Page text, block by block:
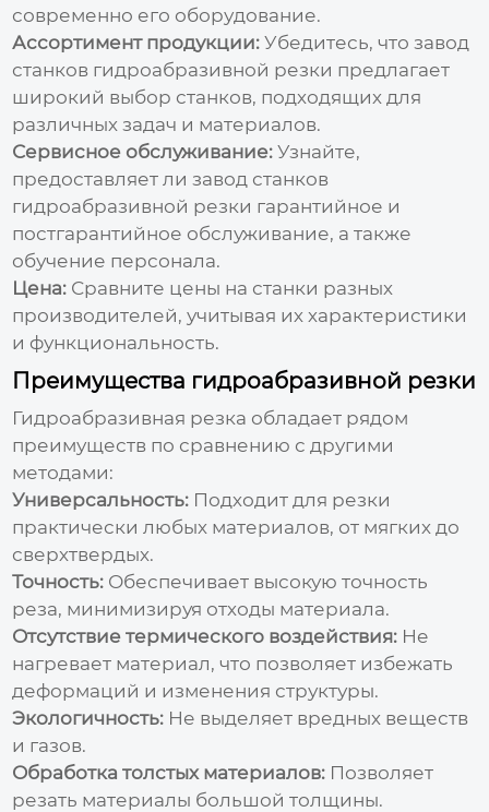
современно его оборудование.
Ассортимент продукции: Убедитесь, чтозавод
станков гидроабразивной резки предлагает
широкий выбор станков, подходящих для
различных задач и материалов.
Сервисное обслуживание: Узнайте,
предоставляет лизавод станков
гидроабразивной резки гарантийное и
постгарантийное обслуживание, а также
обучение персонала.
Цена: Сравните цены на станки разных
производителей, учитывая их характеристики
и функциональность.
Преимущества гидроабразивной резки
Гидроабразивная резка обладает рядом
преимуществ по сравнению с другими
методами:
Универсальность: Подходит для резки
практически любых материалов, от мягких до
сверхтвердых.
Точность: Обеспечивает высокую точность
реза, минимизируя отходы материала.
Отсутствие термического воздействия: Не
нагревает материал, что позволяет избежать
деформаций и изменения структуры.
Экологичность: Не выделяет вредных веществ
и газов.
Обработка толстых материалов: Позволяет
резать материалы большой толщины.